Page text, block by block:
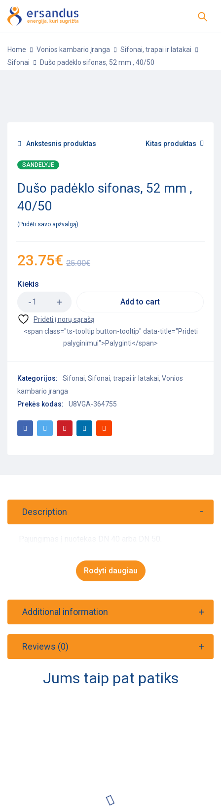
Home Vonios kambario įranga
Sifonai, trapai ir latakai
Sifonai
Dušo padėklo sifonas, 52 mm , 40/50
Ankstesnis produktas Kitas produktas
SANDELYJE
Dušo padėklo sifonas, 52 mm ,
40/50
Pridėti savo apžvalgą
25.00€
23.75€
Kiekis
Add to cart
<span class="ts-tooltip button-tooltip" data-title="Pridėti
palyginimui">Palyginti</span>
Kategorijos: Sifonai, Sifonai, trapai ir latakai, Vonios
kambario įranga
Prekės kodas:
U8VGA-364755
Description
Rodyti daugiau
Additional information
Reviews (0)
Jums taip pat patiks